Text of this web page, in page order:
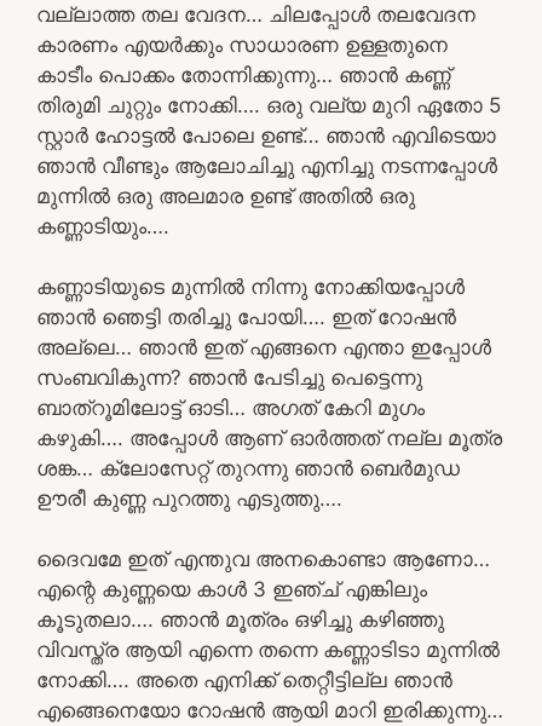
വല്ലാത്ത തല വേദന… ചിലപ്പോൾ തലവേദന
കാരണം എയർക്കും സാധാരണ ഉള്ളതുനെ
കാടീം പൊക്കം തോന്നിക്കുന്നു… ഞാൻ കണ്ണ്
തിരുമി ചുറ്റും നോക്കി…. ഒരു വല്യ മുറി ഏതോ 5
സ്റ്റാർ ഹോട്ടൽ പോലെ ഉണ്ട്… ഞാൻ എവിടെയാ
ഞാൻ വീണ്ടും ആലോചിച്ചു എനിച്ചു നടന്നപ്പോൾ
മുന്നിൽ ഒരു അലമാര ഉണ്ട് അതിൽ ഒരു
കണ്ണാടിയും….
കണ്ണാടിയുടെ മുന്നിൽ നിന്നു നോക്കിയപ്പോൾ
ഞാൻ ഞെട്ടി തരിച്ചു പോയി…. ഇത് റോഷൻ
അല്ലെ… ഞാൻ ഇത് എങ്ങനെ എന്താ ഇപ്പോൾ
സംബവികുന്ന? ഞാൻ പേടിച്ചു പെട്ടെന്നു
ബാത്‌റൂമിലോട്ട് ഓടി… അഗത് കേറി മുഗം
കഴുകി…. അപ്പോൾ ആണ് ഓർത്തത്‌ നല്ല മൂത്ര
ശങ്ക… ക്ലോസേറ്റ് തുറന്നു ഞാൻ ബെർമുഡ
ഊരീ കുണ്ണ പുറത്തു എടുത്തു….
ദൈവമേ ഇത് എന്തുവ അനകൊണ്ടാ ആണോ…
എന്റെ കുണ്ണയെ കാൾ 3 ഇഞ്ച് എങ്കിലും
കൂടുതലാ…. ഞാൻ മൂത്രം ഒഴിച്ചു കഴിഞ്ഞു
വിവസ്ത്ര ആയി എന്നെ തന്നെ കണ്ണാടിടാ മുന്നിൽ
നോക്കി…. അതെ എനിക്ക് തെറ്റീട്ടില്ല ഞാൻ
എങ്ങെനെയോ റോഷൻ ആയി മാറി ഇരിക്കുന്നു…